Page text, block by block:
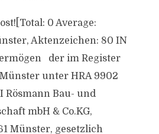
0 Average:
Aktenzeichen: 80 IN
der im Register
unter HRA 9902
Rösmann Bau- und
mbH & Co.KG,
Münster, gesetzlich